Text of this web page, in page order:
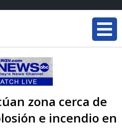
zona cerca de
e incendio en